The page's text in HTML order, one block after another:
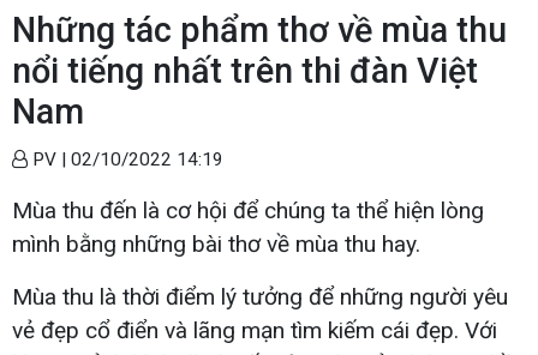
Những tác phẩm thơ về mùa thu
nổi tiếng nhất trên thi đàn Việt
Nam
PV | 02/10/2022 14:19
Mùa thu đến là cơ hội để chúng ta thể hiện lòng
mình bằng những bài thơ về mùa thu hay.
Mùa thu là thời điểm lý tưởng để những người yêu
vẻ đẹp cổ điển và lãng mạn tìm kiếm cái đẹp. Với